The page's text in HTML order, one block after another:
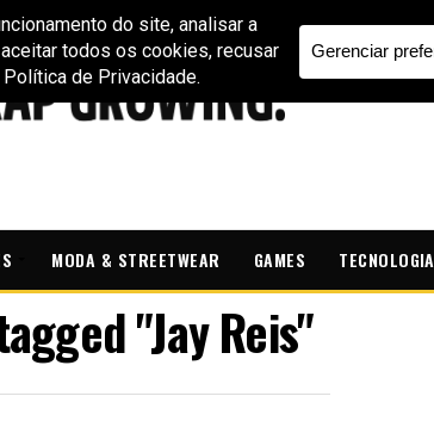
MODA & STREETWEAR GAMES TECNOLOGIA
"Jay Reis"